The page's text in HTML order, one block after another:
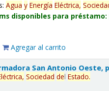
Agua y Energía Eléctrica,
disponibles para préstamo:
Agregar al carrito
San Antonio Oeste,
Sociedad delEstado.